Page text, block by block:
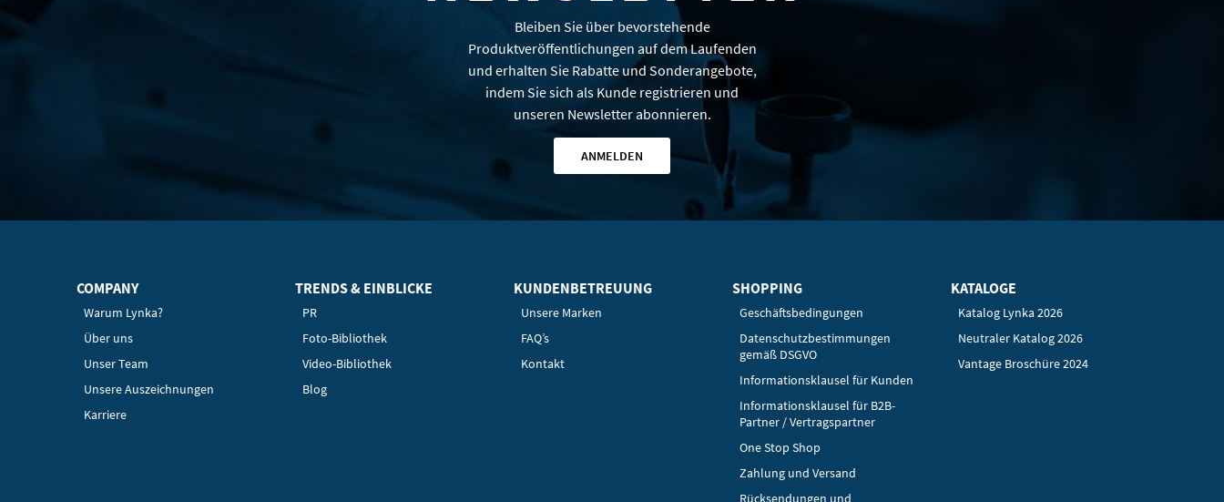
Bleiben Sie über bevorstehende
Produktveröffentlichungen auf dem Laufenden
und erhalten Sie Rabatte und Sonderangebote,
indem Sie sich als Kunde registrieren und
unseren Newsletter abonnieren.
ANMELDEN
COMPANY
Warum Lynka?
Über uns
Unser Team
Unsere Auszeichnungen
Karriere
TRENDS & EINBLICKE
PR
Foto-Bibliothek
Video-Bibliothek
Blog
KUNDENBETREUUNG
Unsere Marken
FAQ’s
Kontakt
SHOPPING
Geschäftsbedingungen
Datenschutzbestimmungen
gemäß DSGVO
Informationsklausel für Kunden
Informationsklausel für B2B-
Partner / Vertragspartner
One Stop Shop
Zahlung und Versand
Rücksendungen und
KATALOGE
Katalog Lynka 2026
Neutraler Katalog 2026
Vantage Broschüre 2024